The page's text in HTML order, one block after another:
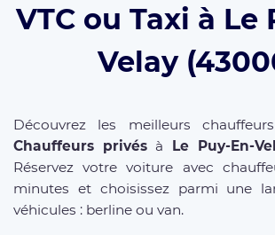
VTC ou Taxi à Le
Velay
Découvrez les meilleurs
Chauffeurs privésà Le Puy-En-
Réservez votre voiture avec
minutes et choisissez parmi une
véhicules : berline ou van.